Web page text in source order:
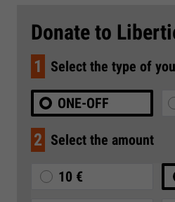
Donate to
1 Select the type of
ONE-OFF
2 Select the amount
10 €